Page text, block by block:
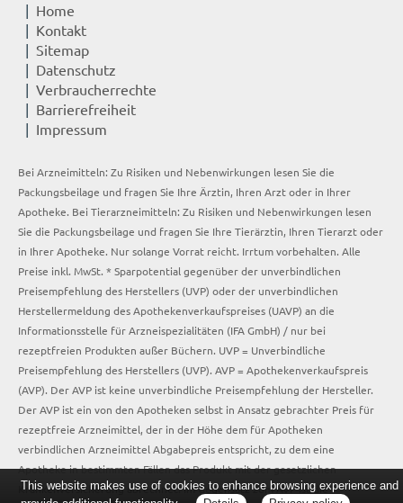
Home
Kontakt
Sitemap
Datenschutz
Verbraucherrechte
Barrierefreiheit
Impressum
Bei Arzneimitteln: Zu Risiken und Nebenwirkungen lesen Sie die
Packungsbeilage und fragen Sie Ihre Ärztin, Ihren Arzt oder in Ihrer
Apotheke. Bei Tierarzneimitteln: Zu Risiken und Nebenwirkungen lesen
Sie die Packungsbeilage und fragen Sie Ihre Tierärztin, Ihren Tierarzt oder
in Ihrer Apotheke. Nur solange Vorrat reicht. Irrtum vorbehalten. Alle
Preise inkl. MwSt. * Sparpotential gegenüber der unverbindlichen
Preisempfehlung des Herstellers (UVP) oder der unverbindlichen
Herstellermeldung des Apothekenverkaufspreises (UAVP) an die
Informationsstelle für Arzneispezialitäten (IFA GmbH) / nur bei
rezeptfreien Produkten außer Büchern. UVP = Unverbindliche
Preisempfehlung des Herstellers (UVP). AVP = Apothekenverkaufspreis
(AVP). Der AVP ist keine unverbindliche Preisempfehlung der Hersteller.
Der AVP ist ein von den Apotheken selbst in Ansatz gebrachter Preis für
rezeptfreie Arzneimittel, der in der Höhe dem für Apotheken
verbindlichen Arzneimittel Abgabepreis entspricht, zu dem eine
Apotheke in bestimmten Fällen das Produkt mit der gesetzlichen
Krankenversicherung abrechnet. Im Gegensatz zum AVP ist die
This website makes use of cookies to enhance browsing experience and